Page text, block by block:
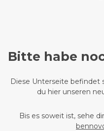
Bitte habe
Diese Unterseite befindet
du hier unseren
Bis es soweit ist, sehe